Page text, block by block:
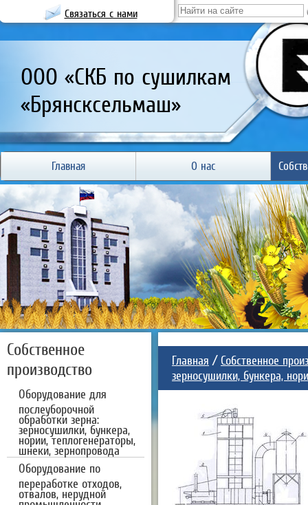
Связаться с нами
ООО «СКБ по сушилкам
«Брянсксельмаш»
Главная О нас
Собственное
производство
Оборудование для
послеуборочной
обработки зерна:
зерносушилки, бункера,
нории, теплогенераторы,
шнеки, зернопровода
Оборудование по
переработке отходов,
отвалов, нерудной
промышленности
Главная / Собственное
зерносушилки, бункера,